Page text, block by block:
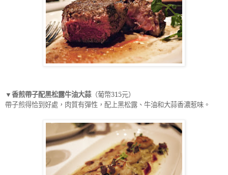
▼香煎帶子配黑松露牛油大蒜（葡幣315元）
帶子煎得恰到好處，肉質有彈性，配上黑松露、牛油和大蒜香濃惹味。